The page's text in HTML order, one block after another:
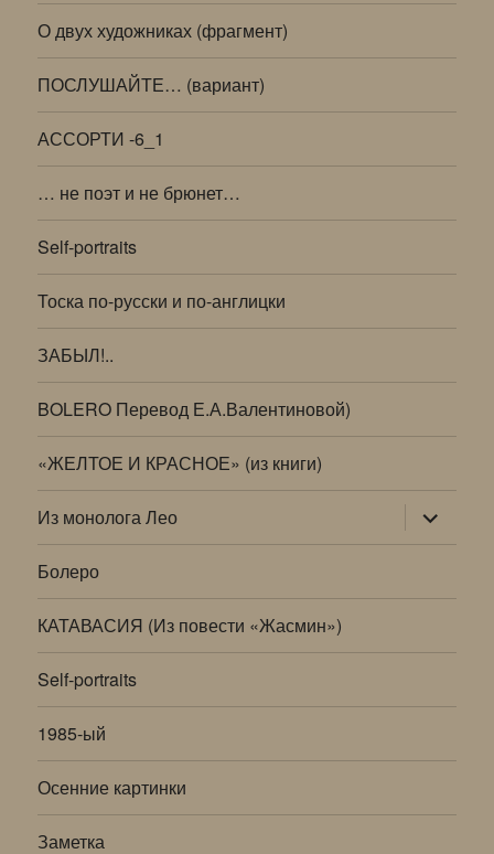
О двух художниках (фрагмент)
ПОСЛУШАЙТЕ… (вариант)
АССОРТИ -6_1
… не поэт и не брюнет…
Self-portraits
Тоска по-русски и по-англицки
ЗАБЫЛ!..
BOLERO Перевод Е.А.Валентиновой)
«ЖЕЛТОЕ И КРАСНОЕ» (из книги)
Из монолога Лео раскрыть
дочернее
меню
Болеро
КАТАВАСИЯ (Из повести «Жасмин»)
Self-portraits
1985-ый
Осенние картинки
Заметка